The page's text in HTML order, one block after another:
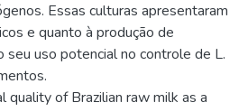
Essas culturas apresentaram
e quanto à produção de
seu uso potencial no controle de L.
quality of Brazilian raw milk as a